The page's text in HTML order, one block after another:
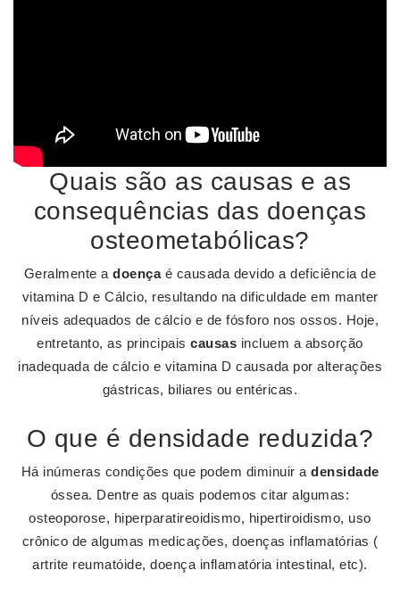
Quais são as causas e as
consequências das doenças
osteometabólicas?
Geralmente adoençaé causada devido a deficiência de
vitamina D e Cálcio, resultando na dificuldade em manter
níveis adequados de cálcio e de fósforo nos ossos. Hoje,
entretanto, as principaiscausas incluem a absorção
inadequada de cálcio e vitamina D causada por alterações
gástricas, biliares ou entéricas.
O que é densidade reduzida?
Há inúmeras condições que podem diminuir a densidade
óssea. Dentre as quais podemos citar algumas:
osteoporose, hiperparatireoidismo, hipertiroidismo, uso
crônico de algumas medicações, doenças inflamatórias (
artrite reumatóide, doença inflamatória intestinal, etc).